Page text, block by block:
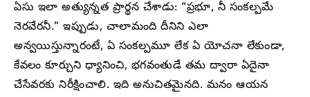
ఏసు ఇలా అత్యున్నత ప్రార్థన చేశాడు: “ప్రభూ, నీ సంకల్పమే
నెరవేరనీ.” ఇప్పుడు, చాలామంది దీనిని ఎలా
అన్వయిస్తున్నారంటే, ఏ సంకల్పమూ లేక ఏ యోచనా లేకుండా,
కేవలం కూర్చుని ధ్యానించి, భగవంతుడే తమ ద్వారా ఏదైనా
చేసేవరకు నిరీక్షించాలి. ఇది అనుచితమైనది. మనం ఆయన